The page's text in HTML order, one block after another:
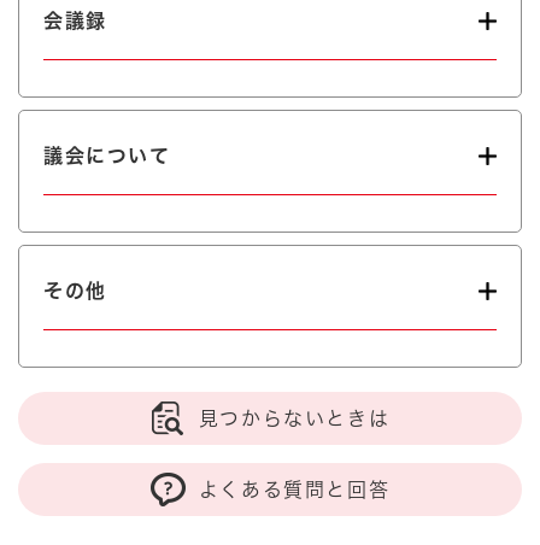
会議録
議会について
その他
見つからないときは
よくある質問と回答